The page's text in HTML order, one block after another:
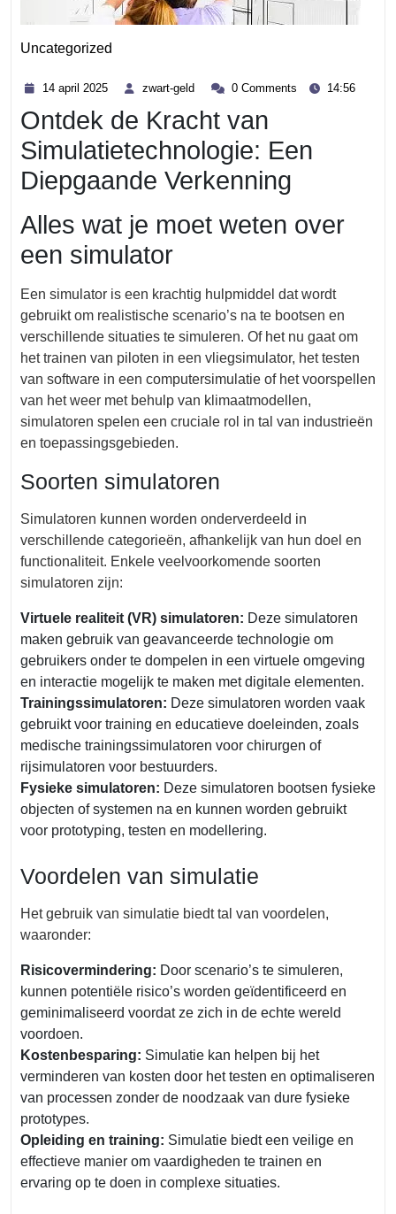
Uncategorized
14 april 2025
2025
zwart-geld
zwart- 0 Comments 14:56
Ontdek de Kracht van
Simulatietechnologie: Een
Diepgaande Verkenning
Alles wat je moet weten over
een simulator
Een simulator is een krachtig hulpmiddel dat wordt
gebruikt om realistische scenario’s na te bootsen en
verschillende situaties te simuleren. Of het nu gaat om
het trainen van piloten in een vliegsimulator, het testen
van software in een computersimulatie of het voorspellen
van het weer met behulp van klimaatmodellen,
simulatoren spelen een cruciale rol in tal van industrieën
en toepassingsgebieden.
Soorten simulatoren
Simulatoren kunnen worden onderverdeeld in
verschillende categorieën, afhankelijk van hun doel en
functionaliteit. Enkele veelvoorkomende soorten
simulatoren zijn:
Virtuele realiteit (VR) simulatoren: Deze simulatoren
maken gebruik van geavanceerde technologie om
gebruikers onder te dompelen in een virtuele omgeving
en interactie mogelijk te maken met digitale elementen.
Trainingssimulatoren: Deze simulatoren worden vaak
gebruikt voor training en educatieve doeleinden, zoals
medische trainingssimulatoren voor chirurgen of
rijsimulatoren voor bestuurders.
Fysieke simulatoren: Deze simulatoren bootsen fysieke
objecten of systemen na en kunnen worden gebruikt
voor prototyping, testen en modellering.
Voordelen van simulatie
Het gebruik van simulatie biedt tal van voordelen,
waaronder:
Risicovermindering: Door scenario’s te simuleren,
kunnen potentiële risico’s worden geïdentificeerd en
geminimaliseerd voordat ze zich in de echte wereld
voordoen.
Kostenbesparing: Simulatie kan helpen bij het
verminderen van kosten door het testen en optimaliseren
van processen zonder de noodzaak van dure fysieke
prototypes.
Opleiding en training: Simulatie biedt een veilige en
effectieve manier om vaardigheden te trainen en
ervaring op te doen in complexe situaties.